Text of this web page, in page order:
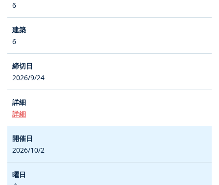
6
6
2026/9/24
詳細
2026/10/2